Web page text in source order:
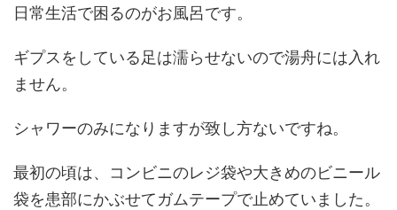
日常生活で困るのがお風呂です。
ギプスをしている足は濡らせないので湯舟には入れ
ません。
シャワーのみになりますが致し方ないですね。
最初の頃は、コンビニのレジ袋や大きめのビニール
袋を患部にかぶせてガムテープで止めていました。